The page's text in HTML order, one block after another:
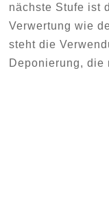
nächste Stufe ist
Verwertung wie
steht die
Deponierung, die